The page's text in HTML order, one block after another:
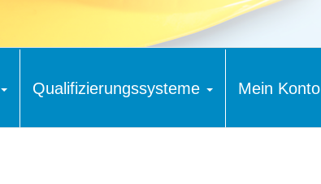
Qualifizierungssysteme Mein Konto